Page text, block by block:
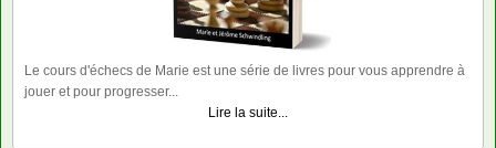
Le cours d'échecs de Marie est une série de livres pour vous apprendre à
jouer et pour progresser...
Lire la suite...